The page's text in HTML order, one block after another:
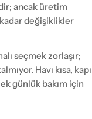
ancak üretim
değişiklikler
seçmek zorlaşır;
Havı kısa, kapı
günlük bakım için